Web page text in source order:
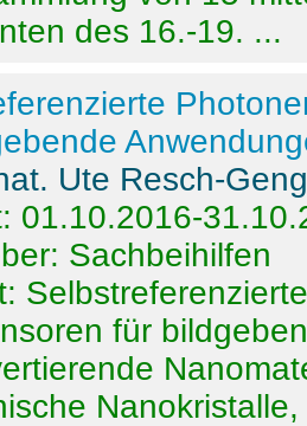
des 16.-19. ...
Ute Resch-
01.10.2016-
Sachbeihilfen
für